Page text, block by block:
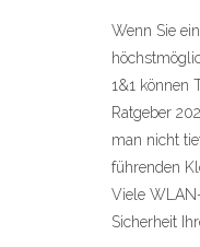
Wenn Sie
1&1 können
Ratgeber
man nicht
führenden
Viele
Sicherheit